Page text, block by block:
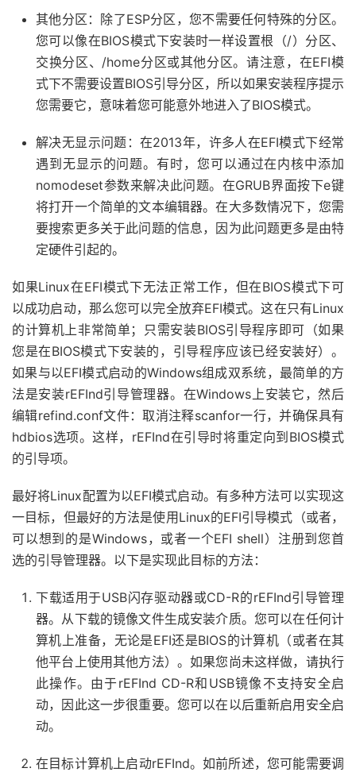
其他分区：除了ESP分区，您不需要任何特殊的分区。
您可以像在BIOS模式下安装时一样设置根（/）分区、
交换分区、/home分区或其他分区。请注意，在EFI模
式下不需要设置BIOS引导分区，所以如果安装程序提示
您需要它，意味着您可能意外地进入了BIOS模式。
解决无显示问题：在2013年，许多人在EFI模式下经常
遇到无显示的问题。有时，您可以通过在内核中添加
nomodeset参数来解决此问题。在GRUB界面按下e键
将打开一个简单的文本编辑器。在大多数情况下，您需
要搜索更多关于此问题的信息，因为此问题更多是由特
定硬件引起的。
如果Linux在EFI模式下无法正常工作，但在BIOS模式下可
以成功启动，那么您可以完全放弃EFI模式。这在只有Linux
的计算机上非常简单；只需安装BIOS引导程序即可（如果
您是在BIOS模式下安装的，引导程序应该已经安装好）。
如果与以EFI模式启动的Windows组成双系统，最简单的方
法是安装rEFInd引导管理器。在Windows上安装它，然后
编辑refind.conf文件：取消注释scanfor一行，并确保具有
hdbios选项。这样，rEFInd在引导时将重定向到BIOS模式
的引导项。
最好将Linux配置为以EFI模式启动。有多种方法可以实现这
一目标，但最好的方法是使用Linux的EFI引导模式（或者，
可以想到的是Windows，或者一个EFI shell）注册到您首
选的引导管理器。以下是实现此目标的方法：
下载适用于USB闪存驱动器或CD-R的rEFInd引导管理
器。从下载的镜像文件生成安装介质。您可以在任何计
算机上准备，无论是EFI还是BIOS的计算机（或者在其
他平台上使用其他方法）。如果您尚未这样做，请执行
此操作。由于rEFInd CD-R和USB镜像不支持安全启
动，因此这一步很重要。您可以在以后重新启用安全启
动。
在目标计算机上启动rEFInd。如前所述，您可能需要调